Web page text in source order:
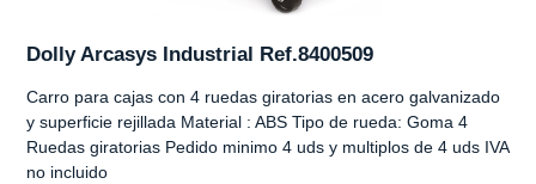
Dolly Arcasys Industrial Ref.8400509
Carro para cajas con 4 ruedas giratorias en acero galvanizado
y superficie rejillada Material : ABS Tipo de rueda: Goma 4
Ruedas giratorias Pedido minimo 4 uds y multiplos de 4 uds IVA
no incluido